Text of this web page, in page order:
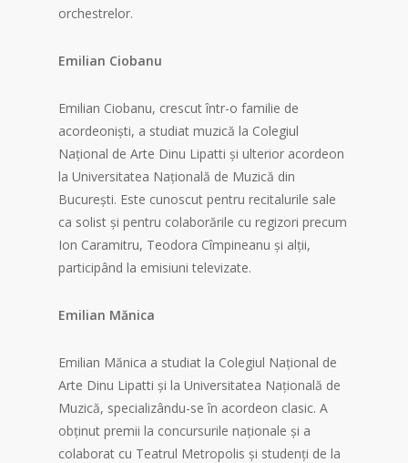
orchestrelor.
Emilian Ciobanu
Emilian Ciobanu, crescut într-o familie de
acordeoniști, a studiat muzică la Colegiul
Național de Arte Dinu Lipatti și ulterior acordeon
la Universitatea Națională de Muzică din
București. Este cunoscut pentru recitalurile sale
ca solist și pentru colaborările cu regizori precum
Ion Caramitru, Teodora Cîmpineanu și alții,
participând la emisiuni televizate.
Emilian Mănica
Emilian Mănica a studiat la Colegiul Național de
Arte Dinu Lipatti și la Universitatea Națională de
Muzică, specializându-se în acordeon clasic. A
obținut premii la concursurile naționale și a
colaborat cu Teatrul Metropolis și studenți de la